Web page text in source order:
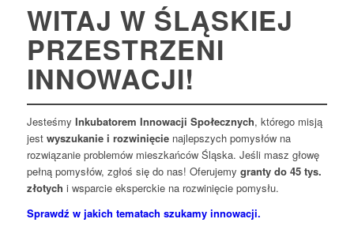
WITAJ W ŚLĄSKIEJ
PRZESTRZENI
INNOWACJI!
Jesteśmy Inkubatorem Innowacji Społecznych, którego misją
jest wyszukanie i rozwinięcie najlepszych pomysłów na
rozwiązanie problemów mieszkańców Śląska. Jeśli masz głowę
pełną pomysłów, zgłoś się do nas! Oferujemy granty do 45 tys.
złotych i wsparcie eksperckie na rozwinięcie pomysłu.
Sprawdź w jakich tematach szukamy innowacji.